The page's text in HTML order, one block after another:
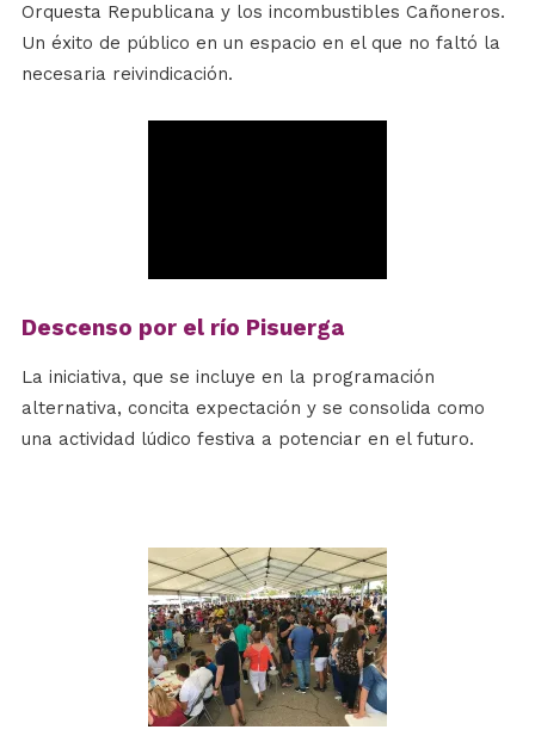
Orquesta Republicana y los incombustibles Cañoneros.
Un éxito de público en un espacio en el que no faltó la
necesaria reivindicación.
Descenso por el río Pisuerga
La iniciativa, que se incluye en la programación
alternativa, concita expectación y se consolida como
una actividad lúdico festiva a potenciar en el futuro.